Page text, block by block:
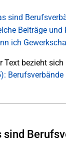
sind
Beiträge und
ich
Text bezieht
Berufsverbände
sind